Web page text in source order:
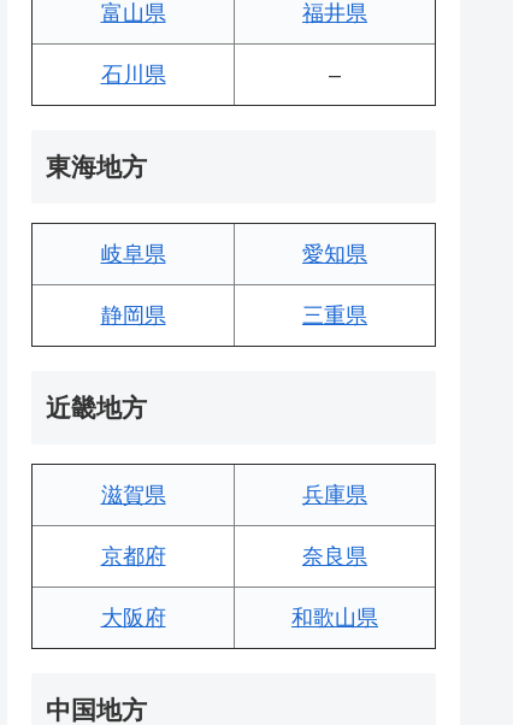
富山県 福井県
石川県 –
東海地方
岐阜県 愛知県
静岡県 三重県
近畿地方
滋賀県 兵庫県
京都府 奈良県
大阪府 和歌山県
中国地方